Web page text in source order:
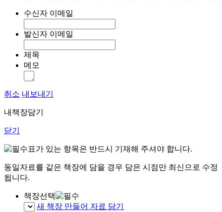
수신자 이메일
발신자 이메일
제목
메모
취소 내보내기
내책장담기
닫기
표가 있는 항목은 반드시 기재해 주셔야 합니다.
동일자료를 같은 책장에 담을 경우 담은 시점만 최신으로 수정
됩니다.
책장선택
새 책장 만들어 자료 담기